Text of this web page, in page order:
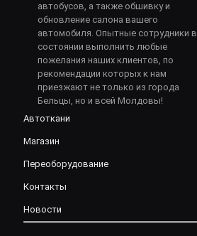
автобусов, а также обшивку и
обновление салона вашего
автомобиля. Опытные сотрудники в
состоянии выполнить любые
пожелания наших клиентов, по
рекомендации которых к нам
приезжают не только из города
Бельцы, но и всей Молдовы!
Автоткани
Магазин
Переоборудование
Контакты
Новости